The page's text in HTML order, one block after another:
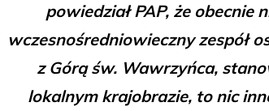
powiedział PAP, że obecnie
wczesnośredniowieczny zespół
z Górą św. Wawrzyńca,
lokalnym krajobrazie, to nic